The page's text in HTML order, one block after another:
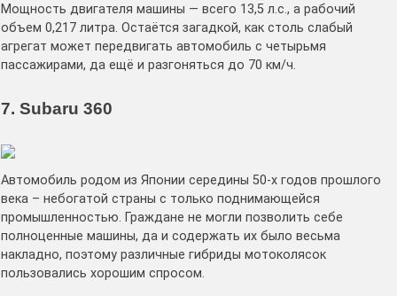
Мощность двигателя машины — всего 13,5 л.с., а рабочий
объем 0,217 литра. Остаётся загадкой, как столь слабый
агрегат может передвигать автомобиль с четырьмя
пассажирами, да ещё и разгоняться до 70 км/ч.
7. Subaru 360
Автомобиль родом из Японии середины 50-х годов прошлого
века – небогатой страны с только поднимающейся
промышленностью. Граждане не могли позволить себе
полноценные машины, да и содержать их было весьма
накладно, поэтому различные гибриды мотоколясок
пользовались хорошим спросом.